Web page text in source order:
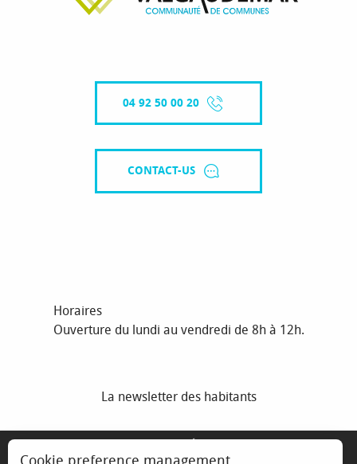
04 92 50 00 20
CONTACT-US
Horaires
Ouverture du lundi au vendredi de 8h à 12h.
La newsletter des habitants